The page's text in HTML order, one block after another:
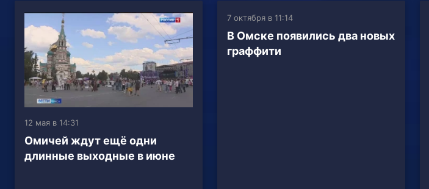
12 мая в 14:31
Омичей ждут ещё одни
длинные выходные в июне
7 октября в 11:14
В Омске появились два новых
граффити